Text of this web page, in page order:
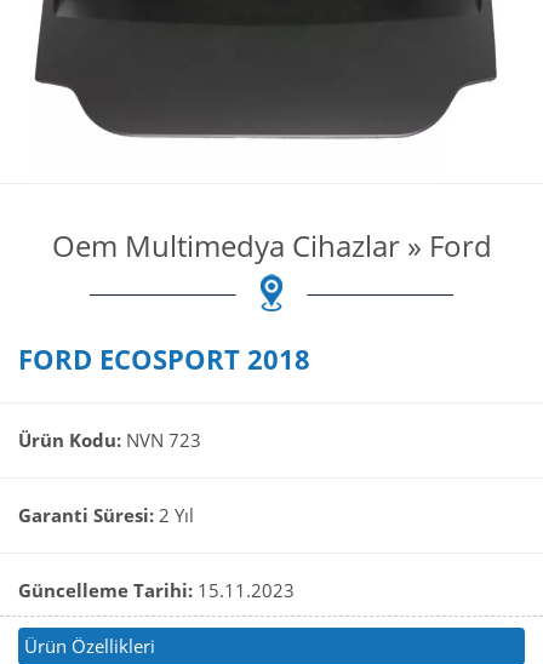
Oem Multimedya Cihazlar» Ford
FORD ECOSPORT 2018
Ürün Kodu: NVN 723
Garanti Süresi: 2 Yıl
Güncelleme Tarihi: 15.11.2023
Ürün Özellikleri